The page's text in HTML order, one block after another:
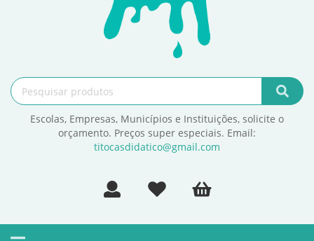
Escolas, Empresas, Municípios e Instituições, solicite o
orçamento. Preços super especiais. Email:
titocasdidatico@gmail.com